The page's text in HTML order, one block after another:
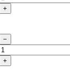
+
−
+